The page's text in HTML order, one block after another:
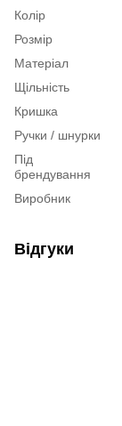
Колір
Розмір
Матеріал
Щільність
Кришка
Ручки / шнурки
Під
брендування
Виробник
Відгуки